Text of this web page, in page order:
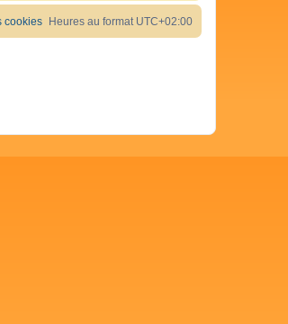
Heures au format UTC+02:00
cookies